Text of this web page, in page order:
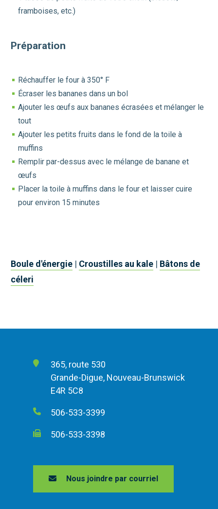
framboises, etc.)
Préparation
Réchauffer le four à 350° F
Écraser les bananes dans un bol
Ajouter les œufs aux bananes écrasées et mélanger le
tout
Ajouter les petits fruits dans le fond de la toile à
muffins
Remplir par-dessus avec le mélange de banane et
œufs
Placer la toile à muffins dans le four et laisser cuire
pour environ 15 minutes
Boule d'énergie | Croustilles au kale | Bâtons de
céleri
365, route 530
Grande-Digue, Nouveau-Brunswick
E4R 5C8
506-533-3399
506-533-3398
Nous joindre par courriel